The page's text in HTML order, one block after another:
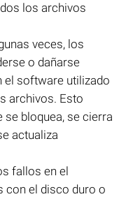
los archivos
veces, los
o dañarse
el software utilizado
archivos. Esto
bloquea, se cierra
actualiza
fallos en el
con el disco duro o